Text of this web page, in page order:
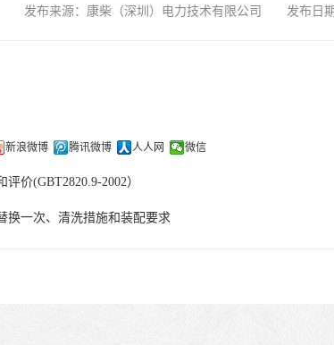
发布来源：康柴（深圳）电力技术有限公司 发布日
新浪微博 腾讯微博 人人网 微信
价(GBT2820.9-2002）
换一次、清洗措施和装配要求